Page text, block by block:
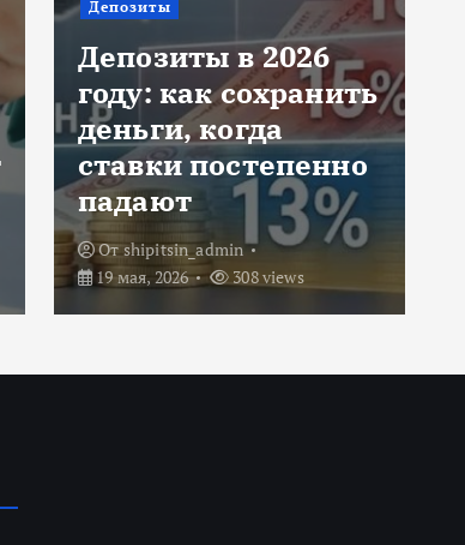
Яндекс
авиабилеты: как
сейчас искать
дешёвые перелёты
без лишних
заморочек
Отshipitsin_admin
29 апреля, 2026
413 views